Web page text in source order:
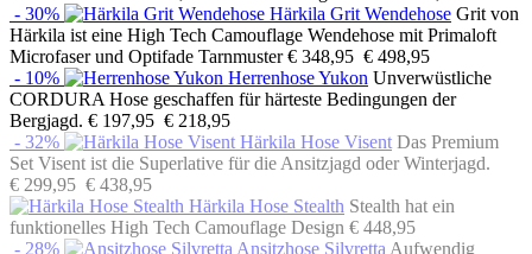
- 30%
Härkila Grit Wendehose Grit von
Härkila ist eine High Tech Camouflage Wendehose mit Primaloft
Microfaser und Optifade Tarnmuster € 348,95 € 498,95
- 10%
Herrenhose Yukon Unverwüstliche
CORDURA Hose geschaffen für härteste Bedingungen der
Bergjagd. € 197,95 € 218,95
- 32%
Härkila Hose Visent Das Premium
Set Visent ist die Superlative für die Ansitzjagd oder Winterjagd.
€ 299,95 € 438,95
Härkila Hose Stealth Stealth hat ein
funktionelles High Tech Camouflage Design € 448,95
- 28%
Ansitzhose Silvretta Aufwendig